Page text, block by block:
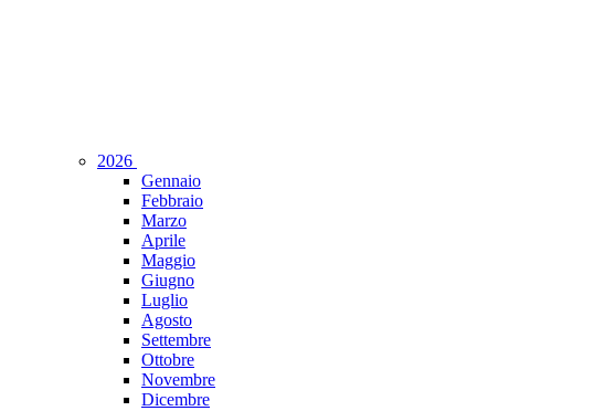
2026
Gennaio
Febbraio
Marzo
Aprile
Maggio
Giugno
Luglio
Agosto
Settembre
Ottobre
Novembre
Dicembre